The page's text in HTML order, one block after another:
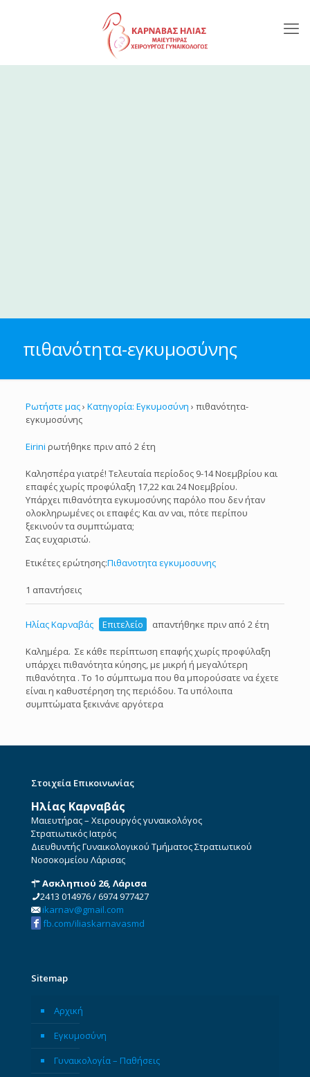
πιθανότητα-εγκυμοσύνης
Ρωτήστε μας› Κατηγορία: Εγκυμοσύνη › πιθανότητα-
εγκυμοσύνης
Eirini ρωτήθηκε πριν από 2 έτη
Καλησπέρα γιατρέ! Τελευταία περίοδος 9-14 Νοεμβρίου και
επαφές χωρίς προφύλαξη 17,22 και 24 Νοεμβρίου.
Υπάρχει πιθανότητα εγκυμοσύνης παρόλο που δεν ήταν
ολοκληρωμένες οι επαφές; Και αν ναι, πότε περίπου
ξεκινούν τα συμπτώματα;
Σας ευχαριστώ.
Ετικέτες ερώτησης:Πιθανοτητα εγκυμοσυνης
1 απαντήσεις
Ηλίας Καρναβάς Επιτελείο απαντήθηκε πριν από 2 έτη
Καλημέρα. Σε κάθε περίπτωση επαφής χωρίς προφύλαξη
υπάρχει πιθανότητα κύησης, με μικρή ή μεγαλύτερη
πιθανότητα . Το 1ο σύμπτωμα που θα μπορούσατε να έχετε
είναι η καθυστέρηση της περιόδου. Τα υπόλοιπα
συμπτώματα ξεκινάνε αργότερα
Στοιχεία Επικοινωνίας
Ηλίας Καρναβάς
Μαιευτήρας – Χειρουργός γυναικολόγος
Στρατιωτικός Ιατρός
Διευθυντής Γυναικολογικού Τμήματος Στρατιωτικού
Νοσοκομείου Λάρισας
Ασκληπιού 26, Λάρισα
2413 014976/6974 977427
ikarnav@gmail.com
fb.com/iliaskarnavasmd
Sitemap
Αρχική
Εγκυμοσύνη
Γυναικολογία – Παθήσεις